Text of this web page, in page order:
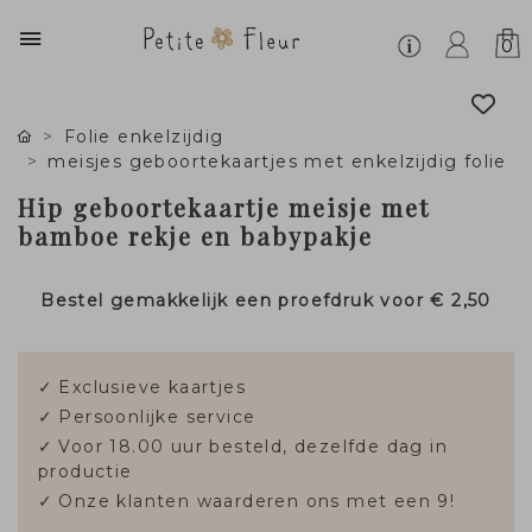
0
Folie enkelzijdig
meisjes geboortekaartjes met enkelzijdig folie
Hip geboortekaartje meisje met
bamboe rekje en babypakje
Bestel gemakkelijk een proefdruk voor€ 2,50
✓ Exclusieve kaartjes
✓ Persoonlijke service
✓ Voor 18.00 uur besteld, dezelfde dag in
productie
✓ Onze klanten waarderen ons met een 9!